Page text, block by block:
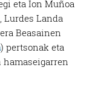
eta Ion Muñoa
Lurdes Landa
Beasainen
) pertsonak eta